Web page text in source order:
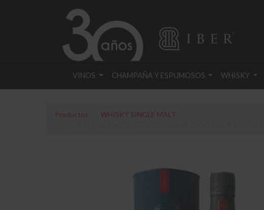
VINOS CHAMPAÑA Y ESPUMOSOS WHISKY
Productos
WHISKY SINGLE MALT